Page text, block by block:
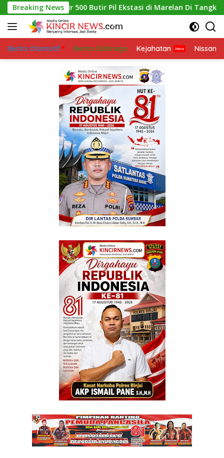
Skip
to
content
Breaking News
500 Butir Pil Ekstasi di Marelan Di Tangkap Polres
Berita Otomotif Berita Olahraga Kejahatan Nissan